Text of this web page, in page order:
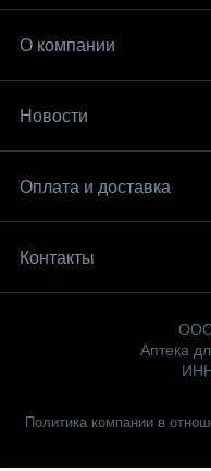
О компании
Новости
Оплата и доставка
Контакты
ООО
Аптека
Политика компании в